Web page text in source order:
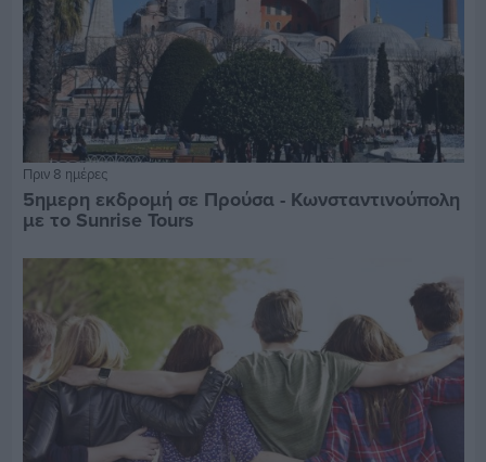
Πριν 8 ημέρες
5ημερη εκδρομή σε Προύσα - Κωνσταντινούπολη
με το Sunrise Tours